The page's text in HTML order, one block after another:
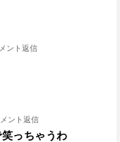
ント返信
ント返信
っちゃうわ